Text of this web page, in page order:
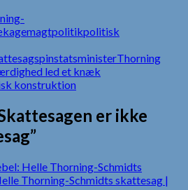
magtpolitikpolitisk
spinstatsministerThorning
led et knæk
konstruktion
er ikke
Helle Thorning-Schmidts
Thorning-Schmidts skattesag |